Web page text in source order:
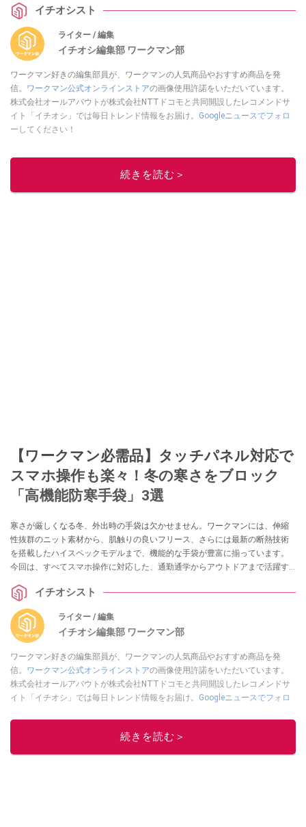
ご紹介します。
イチオシスト
ライター / 編集
イチオシ編集部 ワークマン部
ワークマン好きの編集部員が、ワークマンの人気商品やおすすめ商品を発
信。 ワークマン公式オンラインストアの画像使用許諾をいただいています。
株式会社オールアバウトが株式会社NTTドコモと共同開設したレコメンドサ
イト「イチオシ」では毎日トレンド情報をお届け。 Googleニュースでフォロ
ー してください！
続きを読む＞
【ワークマン必需品】タッチパネル対応で
スマホ操作も楽々！冬の寒さをブロック
「高機能防寒手袋」3選
寒さが厳しくなる冬、外出時の手袋は欠かせません。ワークマンには、伸縮
性抜群のニット素材から、肌触りの良いフリース、さらには最新の断熱技術
を搭載したハイスペックモデルまで、機能的な手袋が豊富に揃っています。
今回は、すべてスマホ操作に対応した、通勤通学からアウトドアまで活躍す
イチオシスト
ライター / 編集
イチオシ編集部 ワークマン部
ワークマン好きの編集部員が、ワークマンの人気商品やおすすめ商品を発
信。 ワークマン公式オンラインストアの画像使用許諾をいただいています。
株式会社オールアバウトが株式会社NTTドコモと共同開設したレコメンドサ
イト「イチオシ」では毎日トレンド情報をお届け。 Googleニュースでフォロ
このイチオシストの他の記事を読む
続きを読む＞